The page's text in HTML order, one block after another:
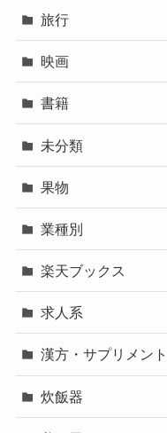
旅行
映画
書籍
未分類
果物
業種別
楽天ブックス
求人系
漢方・サプリメント
炊飯器